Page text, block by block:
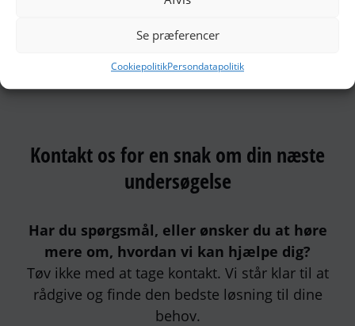
Se præferencer
CookiepolitikPersondatapolitik
Kontakt os for en snak om din næste
undersøgelse
Har du spørgsmål, eller ønsker du at høre
mere om, hvordan vi kan hjælpe dig?
Tøv ikke med at tage kontakt. Vi står klar til at
rådgive og finde den bedste løsning til dine
behov.